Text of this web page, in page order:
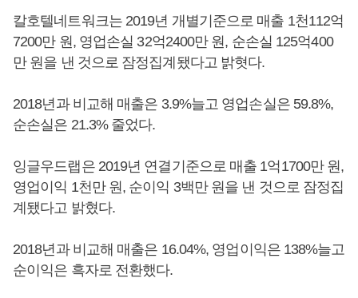
칼호텔네트워크는 2019년 개별기준으로 매출 1천112억
7200만 원, 영업손실 32억2400만 원, 순손실 125억400
만 원을 낸 것으로 잠정집계됐다고 밝혓다.
2018년과 비교해 매출은 3.9%늘고 영업손실은 59.8%,
순손실은 21.3% 줄었다.
잉글우드랩은 2019년 연결기준으로 매출 1억1700만 원,
영업이익 1천만 원, 순이익 3백만 원을 낸 것으로 잠정집
계됐다고 밝혔다.
2018년과 비교해 매출은 16.04%, 영업이익은 138%늘고
순이익은 흑자로 전환했다.